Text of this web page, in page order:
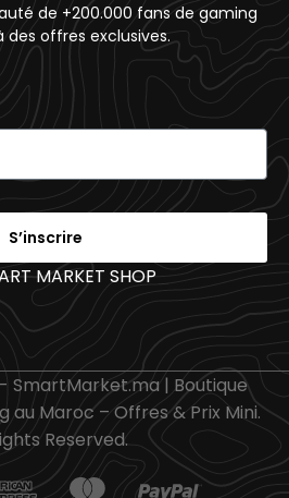
de +200.000 fans de gaming
offres exclusives.
S’inscrire
MARKET SHOP _
SmartMarket.ma | Boutique
au Maroc – Offres & Prix Mini.
Reserved.